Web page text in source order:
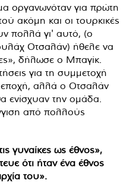
οργανωνόταν για πρώτη
ακόμη και οι τουρκικές
πολλά γι' αυτό, (ο
Οτσαλάν) ήθελε να
δήλωσε ο Μπαγίκ.
για τη συμμετοχή
εποχή, αλλά ο Οτσαλάν
ενίσχυαν την ομάδα.
από πολλούς
γυναίκες ως έθνος»,
ότι ήταν ένα έθνος
του».